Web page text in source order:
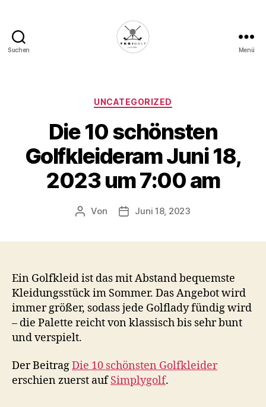
Suchen
Deine
Plattform
für
Golfbegeisterte!
Menü
Kategorien
UNCATEGORIZED
Die 10 schönsten
Golfkleideram Juni 18,
2023 um 7:00 am
Beitragsautor
Von Veröffentlichungsdatum
Juni 18, 2023
Ein Golfkleid ist das mit Abstand bequemste
Kleidungsstück im Sommer. Das Angebot wird
immer größer, sodass jede Golflady fündig wird
– die Palette reicht von klassisch bis sehr bunt
und verspielt.
Der BeitragDie 10 schönsten Golfkleider
erschien zuerst aufSimplygolf.